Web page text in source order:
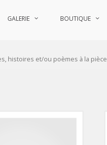
GALERIE BOUTIQUE
histoires et/ou poèmes à la pièce